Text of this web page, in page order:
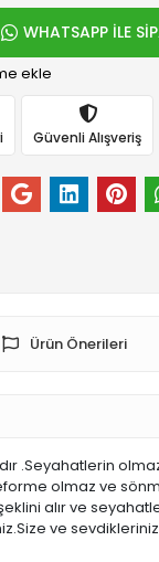
WHATSAPP İLE
ekle
Güvenli Alışveriş
Ürün Önerileri
.Seyahatlerin
olmaz ve
alır ve
ve